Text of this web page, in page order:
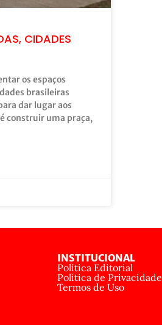
CIDADES
os espaços
brasileiras
dar lugar aos
construir uma praça,
INSTITUCIONAL
Política Editorial
Política de Privacidade
Termos de Uso